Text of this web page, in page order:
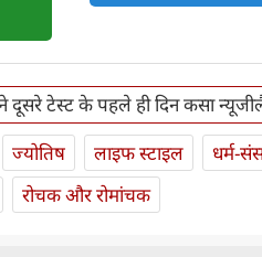
दूसरे टेस्ट के पहले ही दिन कसा
ज्योतिष लाइफ स्‍टाइल
धर्म-
रोचक और रोमांचक